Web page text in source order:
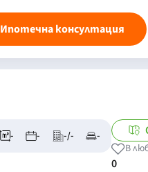
Ипотечна консултация
- - -/- -
В
0